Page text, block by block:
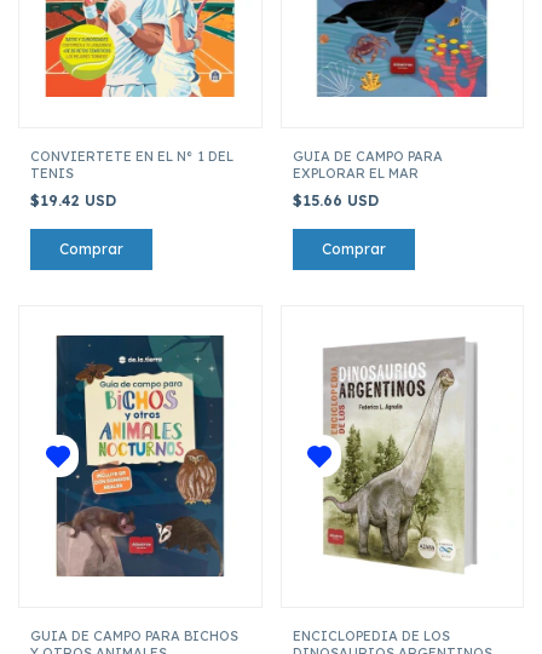
CONVIERTETE EN EL N° 1 DEL
TENIS
$19.42 USD
GUIA DE CAMPO PARA
EXPLORAR EL MAR
$15.66 USD
GUIA DE CAMPO PARA BICHOS
ENCICLOPEDIA DE LOS